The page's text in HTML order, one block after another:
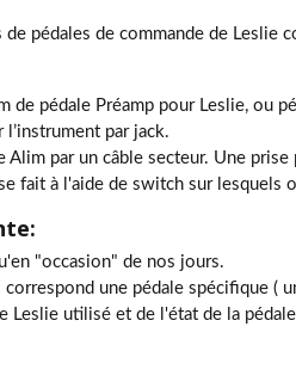
pédales de commande de Leslie
de pédale Préamp pour Leslie, ou
par jack.
Alim par un câble secteur. Une
fait à l'aide de switch sur lesquels
"occasion" de nos jours.
correspond une pédale spécifique
Leslie utilisé et de l'état de la